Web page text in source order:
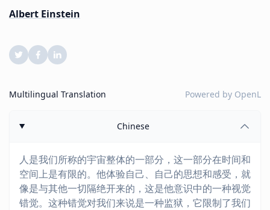
Albert Einstein
Multilingual Translation Powered by OpenL
Chinese
人是我们所称的宇宙整体的一部分，这一部分在时间和
空间上是有限的。他体验自己、自己的思想和感受，就
像是与其他一切隔绝开来的，这是他意识中的一种视觉
错觉。这种错觉对我们来说是一种监狱，它限制了我们